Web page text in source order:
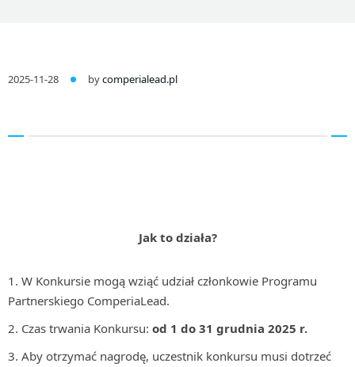
2025-11-28 bycomperialead.pl
Jak to działa?
W Konkursie mogą wziąć udział członkowie Programu
Partnerskiego ComperiaLead.
Czas trwania Konkursu: od 1 do 31 grudnia 2025 r.
Aby otrzymać nagrodę, uczestnik konkursu musi dotrzeć